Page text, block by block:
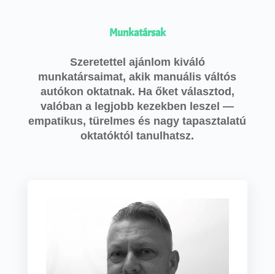
Munkatársak
Szeretettel ajánlom kiváló
munkatársaimat, akik manuális váltós
autókon oktatnak. Ha őket választod,
valóban a legjobb kezekben leszel —
empatikus, türelmes és nagy tapasztalatú
oktatóktól tanulhatsz.